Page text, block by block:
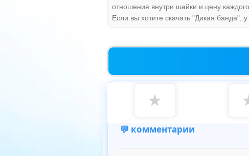
отношения внутри шайки и цену
Если вы хотите скачать "Дикая
★
💬 комментарии